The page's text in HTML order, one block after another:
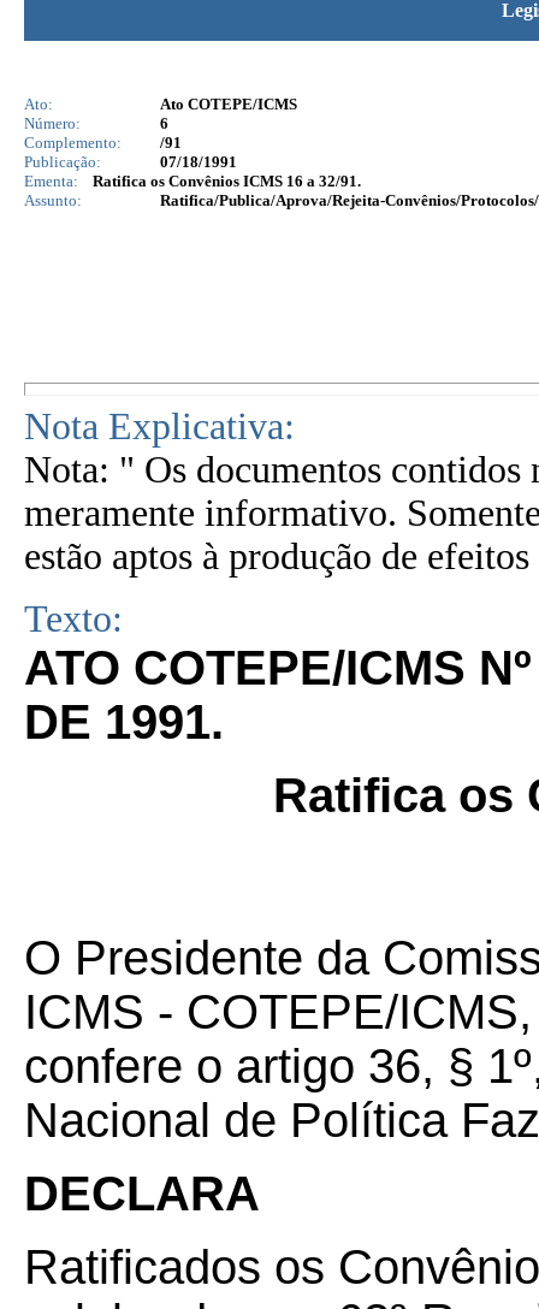
Ato:
Ato COTEPE/ICMS
Número:
6
Complemento:
/91
Publicação:
07/18/1991
Ementa:
Ratifica os Convênios ICMS 16 a 32/91.
Assunto:
Ratifica/Publica/Aprova/Rejeita-Convênios/
Nota Explicativa:
Nota: " Os documentos contidos
meramente informativo.
estão aptos à produção de
Texto:
ATO COTEPE/ICMS
DE 1991.
Ratifica os
O Presidente da
ICMS - COTEPE/
confere o artigo 36, §
Nacional de Política
DECLARA
Ratificados os